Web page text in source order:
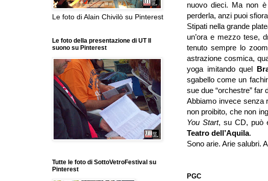
nuovo dieci. Ma non
perderla, anzi puoi
Stipati nella grande
un’ora e mezzo tese,
tenuto sempre lo
astrazione cosmica,
yoga imitando quel
sgabello come un
sue due “orchestre” far
Abbiamo invece senza
non proibito, che non
You Start, su CD, può
Teatro dell’Aquila.
Sono arie. Arie salubri.
PGC
Le foto di Alain Chivilò su Pinterest
Le foto della presentazione di UT Il
suono su Pinterest
Tutte le foto di SottoVetroFestival su
Pinterest